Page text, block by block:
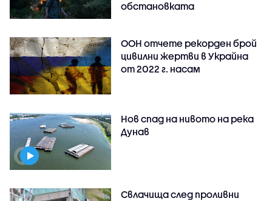
обстановката
ООН отчете рекорден брой
цивилни жертви в Украйна
от 2022 г. насам
Нов спад на нивото на река
Дунав
Свлачища след проливни